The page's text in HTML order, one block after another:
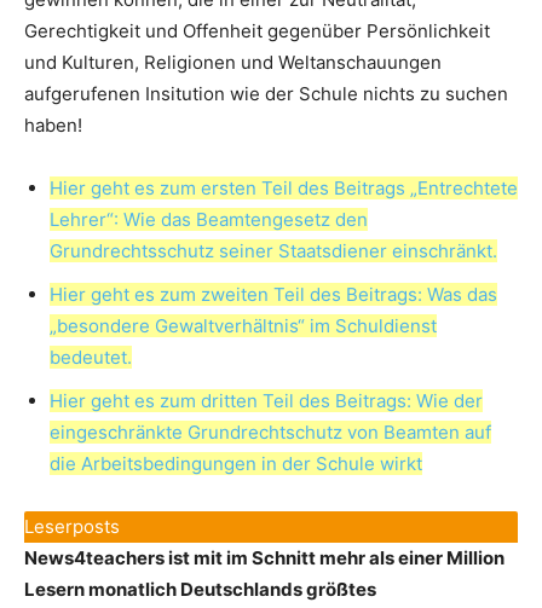
Gerechtigkeit und Offenheit gegenüber Persönlichkeit
und Kulturen, Religionen und Weltanschauungen
aufgerufenen Insitution wie der Schule nichts zu suchen
haben!
Hier geht es zum ersten Teil des Beitrags „Entrechtete
Lehrer“: Wie das Beamtengesetz den
Grundrechtsschutz seiner Staatsdiener einschränkt.
Hier geht es zum zweiten Teil des Beitrags: Was das
„besondere Gewaltverhältnis“ im Schuldienst
bedeutet.
Hier geht es zum dritten Teil des Beitrags: Wie der
eingeschränkte Grundrechtschutz von Beamten auf
die Arbeitsbedingungen in der Schule wirkt
Leserposts
News4teachers ist mit im Schnitt mehr als einer Million
Lesern monatlich Deutschlands größtes